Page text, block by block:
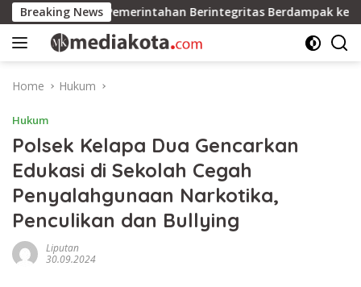
Skip
to
content
Breaking News
Wako Edi: Pemerintahan Berintegritas Berdampak ke
Home Hukum
Hukum
Polsek Kelapa Dua Gencarkan
Edukasi di Sekolah Cegah
Penyalahgunaan Narkotika,
Penculikan dan Bullying
Liputan
30.09.2024